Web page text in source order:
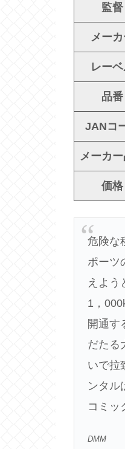
監督
メー
レー
品番
JANコ
メーカ
価格
危険な
ポーツ
えよう
1，
開通す
だたる
いで拉
ンタル
コミッ
DMM